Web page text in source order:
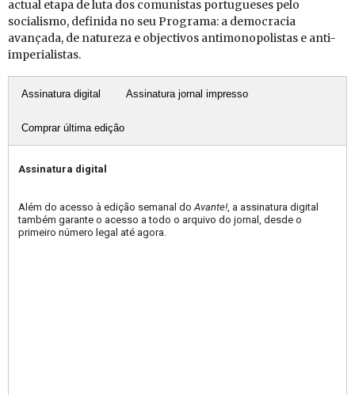
actual etapa de luta dos comunistas portugueses pelo
socialismo, definida no seu Programa: a democracia
avançada, de natureza e objectivos antimonopolistas e anti-
imperialistas.
Assinatura digital Assinatura jornal impresso
Comprar última edição
Assinatura digital
Além do acesso à edição semanal doAvante!, a assinatura digital
também garante o acesso a todo o arquivo do jornal, desde o
primeiro número legal até agora.